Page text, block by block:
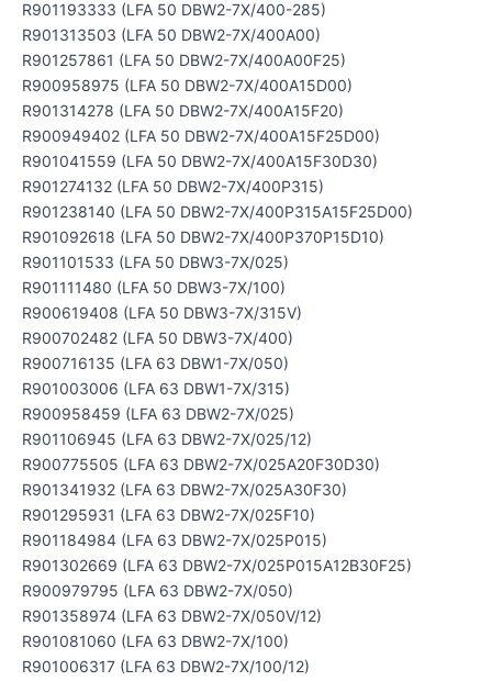
R901193333 (LFA 50 DBW2-7X/400-285)
R901313503 (LFA 50 DBW2-7X/400A00)
R901257861 (LFA 50 DBW2-7X/400A00F25)
R900958975 (LFA 50 DBW2-7X/400A15D00)
R901314278 (LFA 50 DBW2-7X/400A15F20)
R900949402 (LFA 50 DBW2-7X/400A15F25D00)
R901041559 (LFA 50 DBW2-7X/400A15F30D30)
R901274132 (LFA 50 DBW2-7X/400P315)
R901238140 (LFA 50 DBW2-7X/400P315A15F25D00)
R901092618 (LFA 50 DBW2-7X/400P370P15D10)
R901101533 (LFA 50 DBW3-7X/025)
R901111480 (LFA 50 DBW3-7X/100)
R900619408 (LFA 50 DBW3-7X/315V)
R900702482 (LFA 50 DBW3-7X/400)
R900716135 (LFA 63 DBW1-7X/050)
R901003006 (LFA 63 DBW1-7X/315)
R900958459 (LFA 63 DBW2-7X/025)
R901106945 (LFA 63 DBW2-7X/025/12)
R900775505 (LFA 63 DBW2-7X/025A20F30D30)
R901341932 (LFA 63 DBW2-7X/025A30F30)
R901295931 (LFA 63 DBW2-7X/025F10)
R901184984 (LFA 63 DBW2-7X/025P015)
R901302669 (LFA 63 DBW2-7X/025P015A12B30F25)
R900979795 (LFA 63 DBW2-7X/050)
R901358974 (LFA 63 DBW2-7X/050V/12)
R901081060 (LFA 63 DBW2-7X/100)
R901006317 (LFA 63 DBW2-7X/100/12)